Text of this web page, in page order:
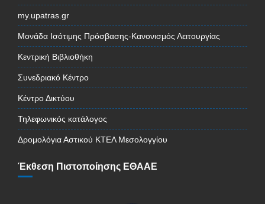
my.upatras.gr
Μονάδα Ισότιμης Πρόσβασης-Κανονισμός Λειτουργίας
Κεντρική Βιβλιοθήκη
Συνεδριακό Κέντρο
Κέντρο Δικτύου
Τηλεφωνικός κατάλογος
Δρομολόγια Αστικού ΚΤΕΛ Μεσολογγίου
Έκθεση Πιστοποίησης ΕΘΑΑΕ